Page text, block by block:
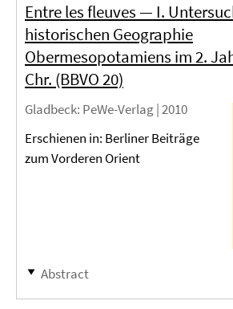
Entre les fleuves — I.
historischen Geographie
Obermesopotamiens im 2.
Chr. (BBVO 20)
Gladbeck: PeWe-Verlag |2010
Erschienen in: Berliner Beiträge
zum Vorderen Orient
Abstract